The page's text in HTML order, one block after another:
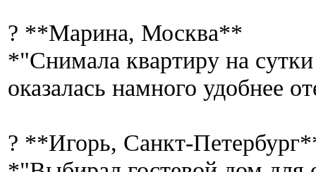
? **Марина, Москва**
*"Снимала квартиру на
оказалась намного удобнее
? **Игорь, Санкт-